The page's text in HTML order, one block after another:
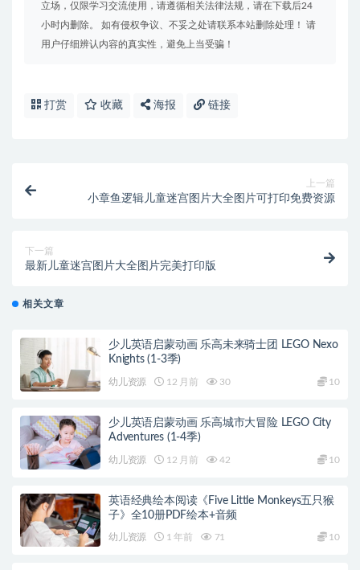
立场，仅限学习交流使用，请遵循相关法律法规，请在下载后24
小时内删除。 如有侵权争议、不妥之处请联系本站删除处理！ 请
用户仔细辨认内容的真实性，避免上当受骗！
打赏 收藏 海报 链接
上一篇
小章鱼逻辑儿童迷宫图片大全图片可打印免费资源
下一篇
最新儿童迷宫图片大全图片完美打印版
相关文章
少儿英语启蒙动画 乐高未来骑士团 LEGO Nexo
Knights (1-3季)
幼儿资源 12 月前 30 10
少儿英语启蒙动画 乐高城市大冒险 LEGO City
Adventures (1-4季)
幼儿资源 12 月前 42 10
英语经典绘本阅读《Five Little Monkeys五只猴
子》全10册PDF绘本+音频
幼儿资源 1 年前 71 10